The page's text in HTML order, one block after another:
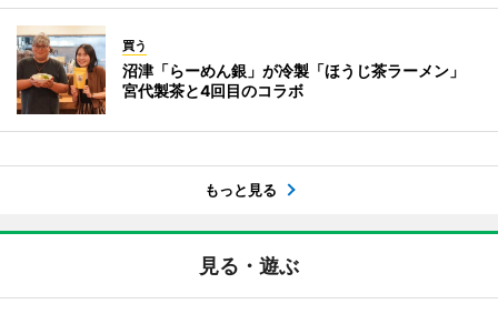
買う
沼津「らーめん銀」が冷製「ほうじ茶ラーメン」
宮代製茶と4回目のコラボ
もっと見る
見る・遊ぶ